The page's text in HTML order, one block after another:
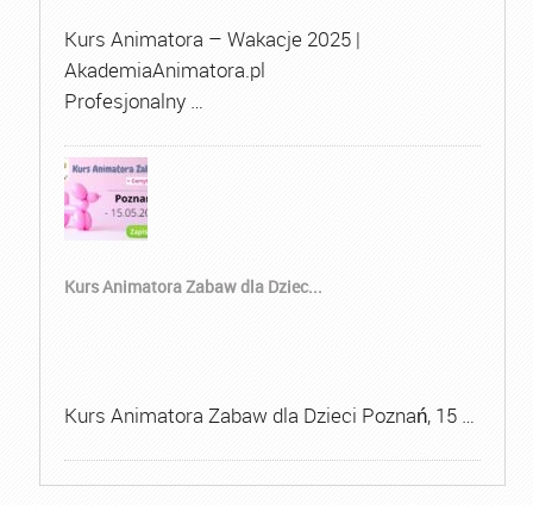
Kurs Animatora – Wakacje 2025 |
AkademiaAnimatora.pl
Profesjonalny …
Kurs Animatora Zabaw dla Dziec...
Kurs Animatora Zabaw dla Dzieci Poznań, 15 …